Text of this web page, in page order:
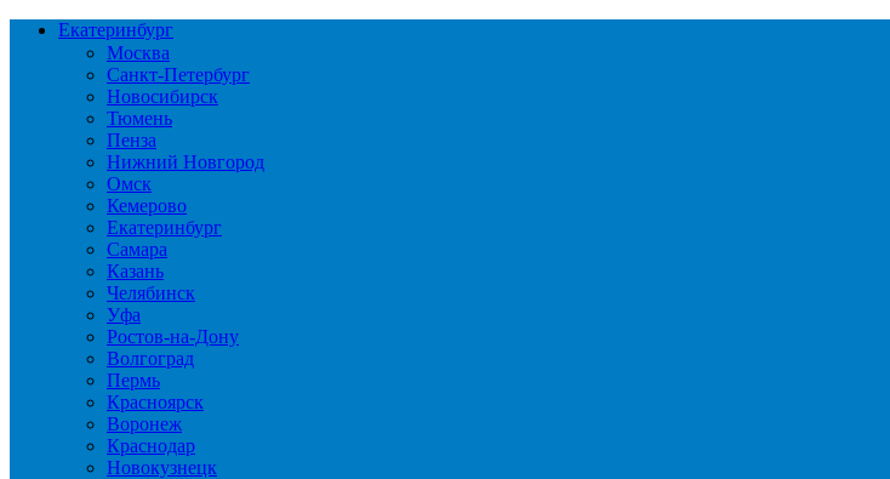
Екатеринбург
Москва
Санкт-Петербург
Новосибирск
Тюмень
Пенза
Нижний Новгород
Омск
Кемерово
Екатеринбург
Самара
Казань
Челябинск
Уфа
Ростов-на-Дону
Волгоград
Пермь
Красноярск
Воронеж
Краснодар
Новокузнецк